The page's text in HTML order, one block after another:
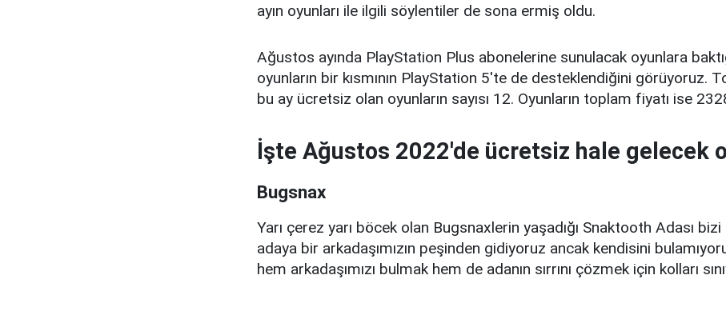
ayın oyunları ile ilgili söylentiler de sona ermiş oldu.
Ağustos ayında PlayStation Plus abonelerine sunulacak oyunlara
oyunların bir kısmının PlayStation 5'te de desteklendiğini görüyoruz.
bu ay ücretsiz olan oyunların sayısı 12. Oyunların toplam fiyatı ise
İşte Ağustos 2022'de ücretsiz hale gelecek
Bugsnax
Yarı çerez yarı böcek olan Bugsnaxlerin yaşadığı Snaktooth Adası
adaya bir arkadaşımızın peşinden gidiyoruz ancak kendisini
hem arkadaşımızı bulmak hem de adanın sırrını çözmek için kolları